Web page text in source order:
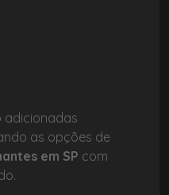
adicionadas
as opções de
em SP com